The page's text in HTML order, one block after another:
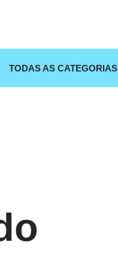
TODAS AS CATEGORIAS